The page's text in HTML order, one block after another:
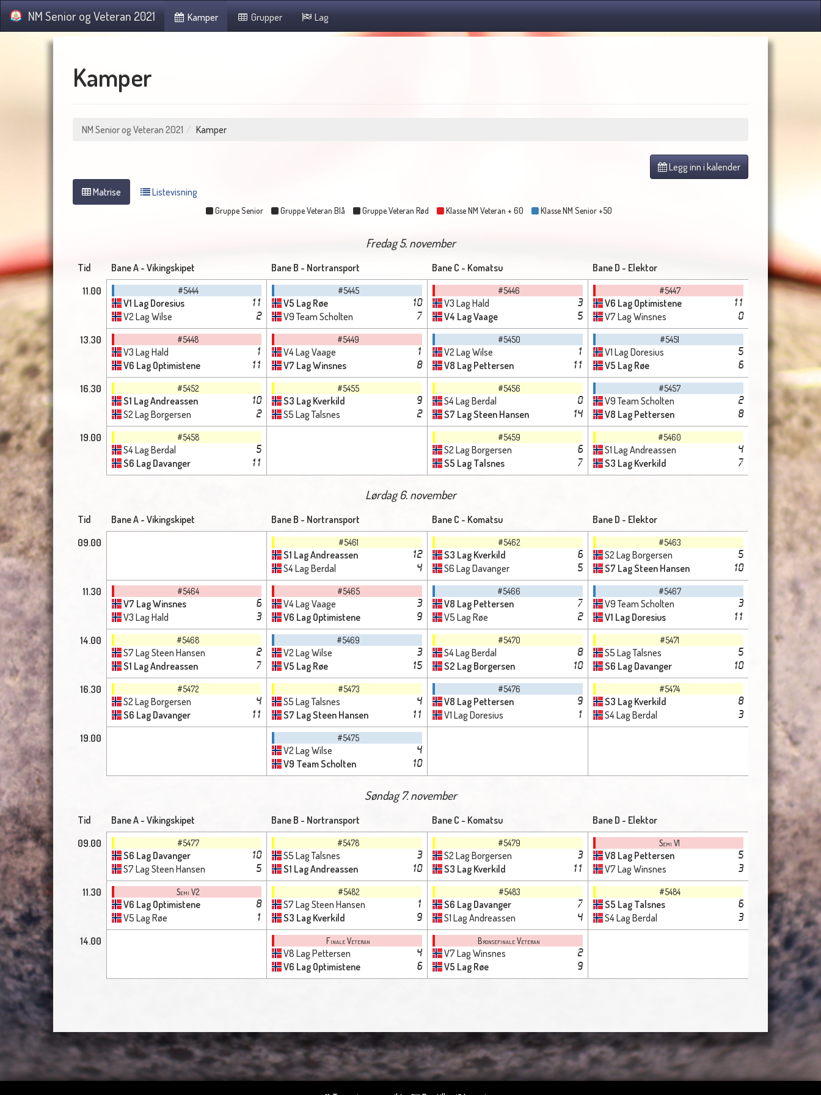
NM Senior og Veteran 2021 Kamper Grupper Lag
Kamper
NM Senior og Veteran 2021 Kamper
Legg inn i kalender
Matrise Listevisning
Gruppe Senior Gruppe Veteran Blå Gruppe Veteran Rød Klasse NM Veteran + 60 Klasse NM Senior +50
Fredag 5. november
Tid Bane A - Vikingskipet Bane B - Nortransport Bane C - Komatsu
Bane D - Elektor
11.00
#5444
V1 Lag Doresius 11
V2 Lag Wilse 2
#5445
V5 Lag Røe 10
V9 Team Scholten 7
#5446
V3 Lag Hald 3
V4 Lag Vaage 5
#5447
V6 Lag Optimistene 11
V7 Lag Winsnes 0
13.30 #5448
V3 Lag Hald 1
V6 Lag Optimistene 11
#5449
V4 Lag Vaage 1
V7 Lag Winsnes 8
#5450
V2 Lag Wilse 1
V8 Lag Pettersen 11
#5451
V1 Lag Doresius 5
V5 Lag Røe 6
16.30 #5452
S1 Lag Andreassen 10
S2 Lag Borgersen 2
#5455
S3 Lag Kverkild 9
S5 Lag Talsnes 2
#5456
S4 Lag Berdal 0
S7 Lag Steen Hansen 14
#5457
V9 Team Scholten 2
V8 Lag Pettersen 8
19.00 #5458
S4 Lag Berdal 5
S6 Lag Davanger 11
#5459
S2 Lag Borgersen 6
S5 Lag Talsnes 7
#5460
S1 Lag Andreassen 4
S3 Lag Kverkild 7
Lørdag 6. november
Tid Bane A - Vikingskipet Bane B - Nortransport Bane C - Komatsu
Bane D - Elektor
09.00
#5461
S1 Lag Andreassen 12
S4 Lag Berdal 4
#5462
S3 Lag Kverkild 6
S6 Lag Davanger 5
#5463
S2 Lag Borgersen 5
S7 Lag Steen Hansen 10
11.30 #5464
V7 Lag Winsnes 6
V3 Lag Hald 3
#5465
V4 Lag Vaage 3
V6 Lag Optimistene 9
#5466
V8 Lag Pettersen 7
V5 Lag Røe 2
#5467
V9 Team Scholten 3
V1 Lag Doresius 11
14.00 #5468
S7 Lag Steen Hansen 2
S1 Lag Andreassen 7
#5469
V2 Lag Wilse 3
V5 Lag Røe 15
#5470
S4 Lag Berdal 8
S2 Lag Borgersen 10
#5471
S5 Lag Talsnes 5
S6 Lag Davanger 10
16.30 #5472
S2 Lag Borgersen 4
S6 Lag Davanger 11
#5473
S5 Lag Talsnes 4
S7 Lag Steen Hansen 11
#5476
V8 Lag Pettersen 9
V1 Lag Doresius 1
#5474
S3 Lag Kverkild 8
S4 Lag Berdal 3
19.00 #5475
V2 Lag Wilse 4
V9 Team Scholten 10
Søndag 7. november
Tid Bane A - Vikingskipet Bane B - Nortransport Bane C - Komatsu
Bane D - Elektor
09.00
#5477
S6 Lag Davanger 10
S7 Lag Steen Hansen 5
#5478
S5 Lag Talsnes 3
S1 Lag Andreassen 10
#5479
S2 Lag Borgersen 3
S3 Lag Kverkild 11
Semi V1
V8 Lag Pettersen 5
V7 Lag Winsnes 3
11.30 Semi V2
V6 Lag Optimistene 8
V5 Lag Røe 1
#5482
S7 Lag Steen Hansen 1
S3 Lag Kverkild 9
#5483
S6 Lag Davanger 7
S1 Lag Andreassen 4
#5484
S5 Lag Talsnes 6
S4 Lag Berdal 3
14.00 Finale Veteran
V8 Lag Pettersen 4
V6 Lag Optimistene 6
Bronsefinale Veteran
V7 Lag Winsnes 2
V5 Lag Røe 9